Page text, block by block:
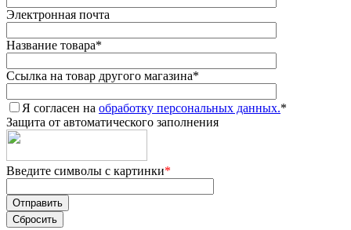
Электронная почта
Название товара*
Ссылка на товар другого магазина*
Я согласен на обработку персональных данных.*
Защита от автоматического заполнения
Введите символы с картинки*